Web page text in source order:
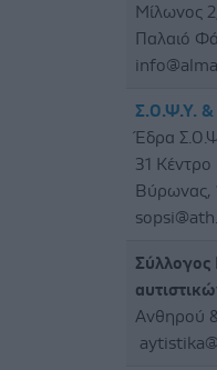
Μίλωνος
Παλαιό
Σ.Ο.Ψ.Υ. &
Έδρα
31 Κέντρο
Βύρωνας,
Σύλλογος
Ανθηρού &